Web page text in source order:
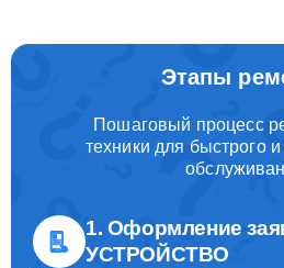
Этапы
Пошаговый процесс
техники для быстрого
1. Оформление
УСТРОЙСТВО